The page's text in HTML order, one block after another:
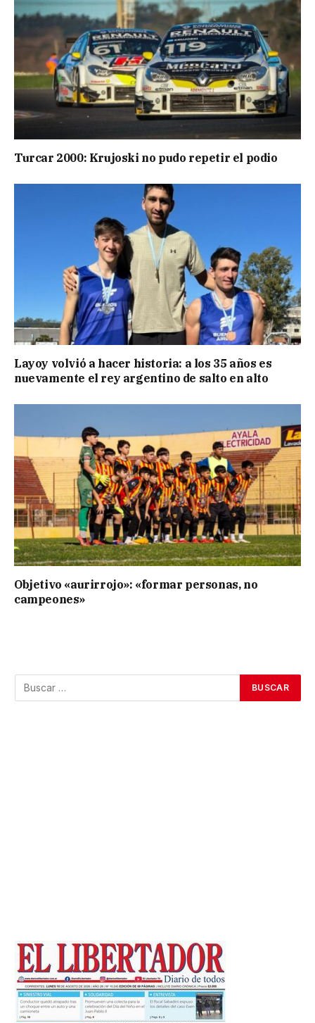
Turcar 2000: Krujoski no pudo repetir el podio
Layoy volvió a hacer historia: a los 35 años es
nuevamente el rey argentino de salto en alto
Objetivo «aurirrojo»: «formar personas, no
campeones»